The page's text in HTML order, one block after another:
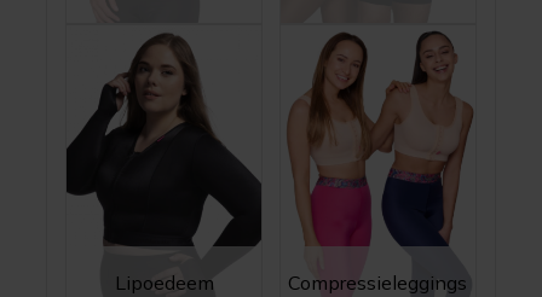
Lipoedeem Compressieleggings